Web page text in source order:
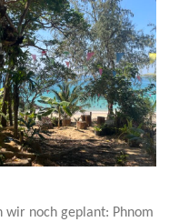
wir noch geplant: Phnom